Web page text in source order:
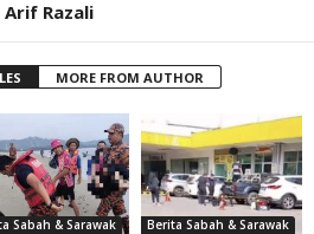
Arif Razali
MORE FROM AUTHOR
Sabah & Sarawak Berita Sabah & Sarawak